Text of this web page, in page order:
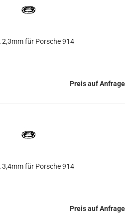
für Porsche 914
Preis auf Anfrage
für Porsche 914
Preis auf Anfrage